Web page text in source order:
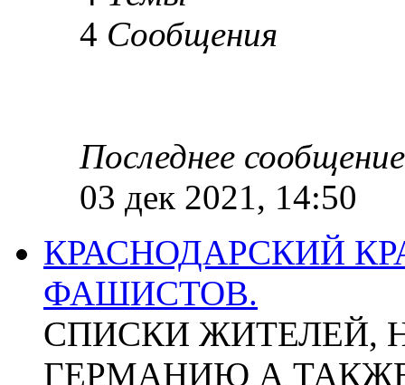
4 Сообщения
Последнее сообщение
03 дек 2021, 14:50
КРАСНОДАРСКИЙ
ФАШИСТОВ.
СПИСКИ ЖИТЕЛЕЙ,
ГЕРМАНИЮ А